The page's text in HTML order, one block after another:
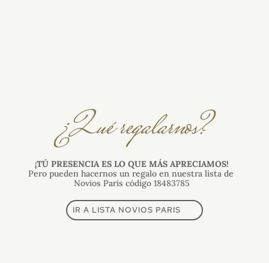
¿Qué regalarnos?
¡TÚ PRESENCIA ES LO QUE MÁS APRECIAMOS!
Pero pueden hacernos un regalo en nuestra lista de
Novios Paris código 18483785
IR A LISTA NOVIOS PARIS